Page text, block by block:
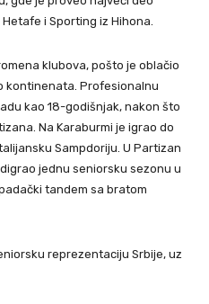
i Sporting iz Hihona.
klubova, pošto je oblačio
kontinenata. Profesionalnu
kao 18-godišnjak, nakon što
Na Karaburmi je igrao do
Sampdoriju. U Partizan
jednu seniorsku sezonu u
tandem sa bratom
reprezentaciju Srbije, uz